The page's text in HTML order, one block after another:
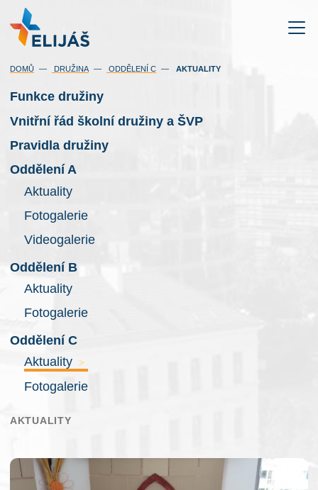
DOMŮ DRUŽINA ODDĚLENÍ C AKTUALITY(AKTUÁLNÍ)
Funkce družiny
Vnitřní řád školní družiny a ŠVP
Pravidla družiny
Oddělení A
Aktuality
Fotogalerie
Videogalerie
Oddělení B
Aktuality
Fotogalerie
Oddělení C
Aktuality >
Fotogalerie
AKTUALITY